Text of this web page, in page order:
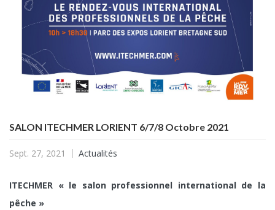
SALON ITECHMER LORIENT 6/7/8 Octobre 2021
Sept. 27, 2021 Actualités
ITECHMER « le salon professionnel international de la
pêche »